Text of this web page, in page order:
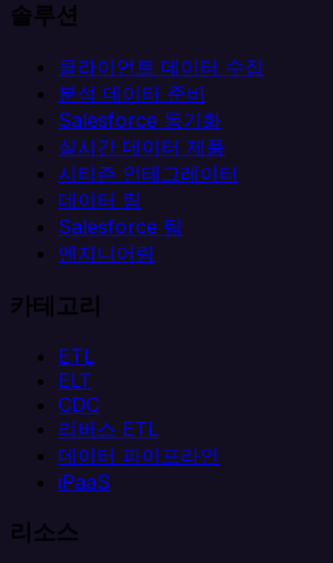
솔루션
클라이언트 데이터 수집
분석 데이터 준비
Salesforce 동기화
실시간 데이터 제품
시티즌 인테그레이터
데이터 팀
Salesforce 팀
엔지니어링
카테고리
ETL
ELT
CDC
리버스 ETL
데이터 파이프라인
iPaaS
리소스